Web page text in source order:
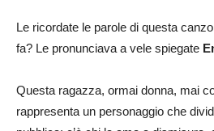
Le ricordate le parole di questa
fa? Le pronunciava a vele spiegate
Questa ragazza, ormai donna, mai
rappresenta un personaggio che